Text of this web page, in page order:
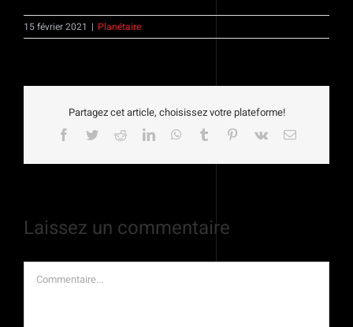
15 février 2021 | Planétaire
Partagez cet article, choisissez votre plateforme!
Facebook
TwitterRedditLinkedInWhatsApp
Tumblr Pinterest
Vk Email
Laissez un commentaire
Commentaire